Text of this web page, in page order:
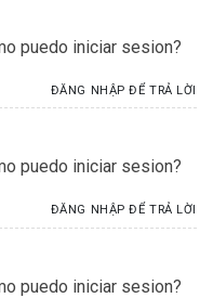
puedo iniciar sesion?
ĐĂNG NHẬP ĐỂ TRẢ LỜI
puedo iniciar sesion?
ĐĂNG NHẬP ĐỂ TRẢ LỜI
puedo iniciar sesion?